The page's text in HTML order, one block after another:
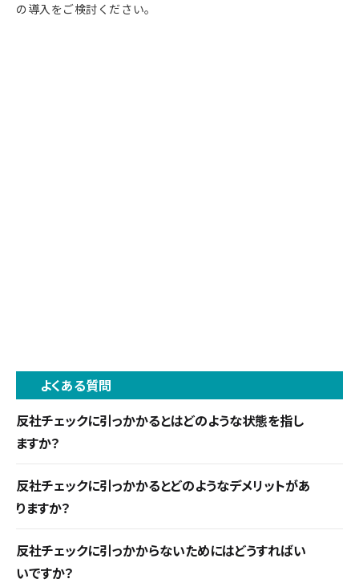
の導入をご検討ください。
よくある質問
反社チェックに引っかかるとはどのような状態を指し
ますか？
犯罪組織への関与・法令違反記録・詐欺や不正行為
の疑いなど反社会的勢力との関わりが調査で判明
した状態です。該当すると企業の信用失墜や機会損
失につながるため注意が必要です。
反社チェックに引っかかるとどのようなデメリットがあ
りますか？
信用失墜、契約の解除や取引の停止、金融取引の制
限、法的な制裁、事業停止などがあります。
反社チェックに引っかからないためにはどうすればい
いですか？